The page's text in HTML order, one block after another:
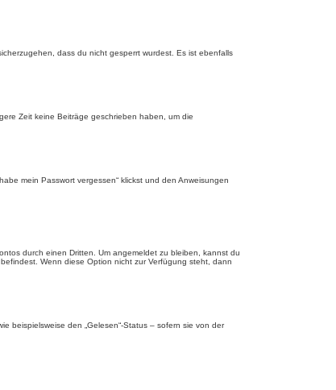
dass du nicht gesperrt wurdest. Es ist ebenfalls
Zeit keine Beiträge geschrieben haben, um die
mein Passwort vergessen“ klickst und den Anweisungen
durch einen Dritten. Um angemeldet zu bleiben, kannst du
Wenn diese Option nicht zur Verfügung steht, dann
beispielsweise den „Gelesen“-Status – sofern sie von der